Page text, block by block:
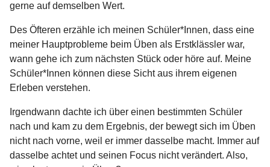
gerne auf demselben Wert.
Des Öfteren erzähle ich meinen Schüler*Innen, dass eine
meiner Hauptprobleme beim Üben als Erstklässler war,
wann gehe ich zum nächsten Stück oder höre auf. Meine
Schüler*Innen können diese Sicht aus ihrem eigenen
Erleben verstehen.
Irgendwann dachte ich über einen bestimmten Schüler
nach und kam zu dem Ergebnis, der bewegt sich im Üben
nicht nach vorne, weil er immer dasselbe macht. Immer auf
dasselbe achtet und seinen Focus nicht verändert. Also,